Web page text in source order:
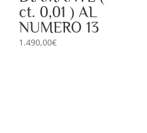
ct. 0,01 ) AL
NUMERO 13
1.490,00€